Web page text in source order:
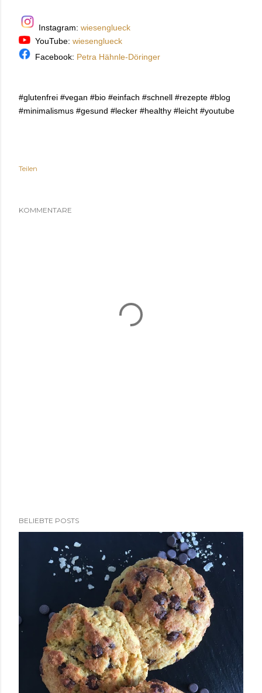
Instagram: wiesenglueck
YouTube: wiesenglueck
Facebook: Petra Hähnle-Döringer
#glutenfrei #vegan #bio #einfach #schnell #rezepte #blog
#minimalismus #gesund #lecker #healthy #leicht #youtube
Teilen
KOMMENTARE
BELIEBTE POSTS